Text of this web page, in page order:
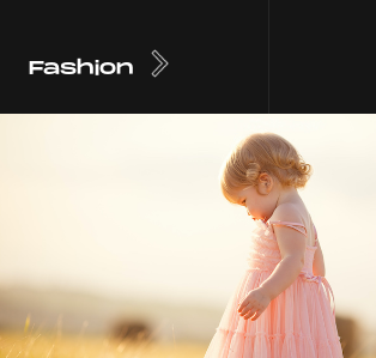
Fashion